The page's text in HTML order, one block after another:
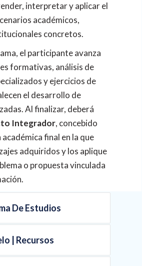
De Estudios
| Recursos
interpretar y aplicar el
académicos,
concretos.
el participante avanza
formativas, análisis de
y ejercicios de
el desarrollo de
Al finalizar, deberá
Integrador, concebido
final en la que
adquiridos y los aplique
o propuesta vinculada